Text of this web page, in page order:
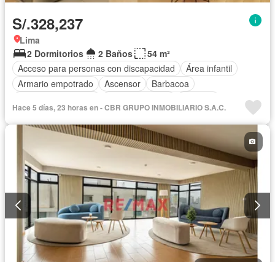
S/.328,237
Lima
2 Dormitorios
2 Baños
54 m²
Acceso para personas con discapacidad
Área infantil
Armario empotrado
Ascensor
Barbacoa
Gas natural
Gimnasio Patio Vigilante
Seguridad
Terraza
Sin amoblar
Hace 5 días, 23 horas en - CBR GRUPO INMOBILIARIO S.A.C.